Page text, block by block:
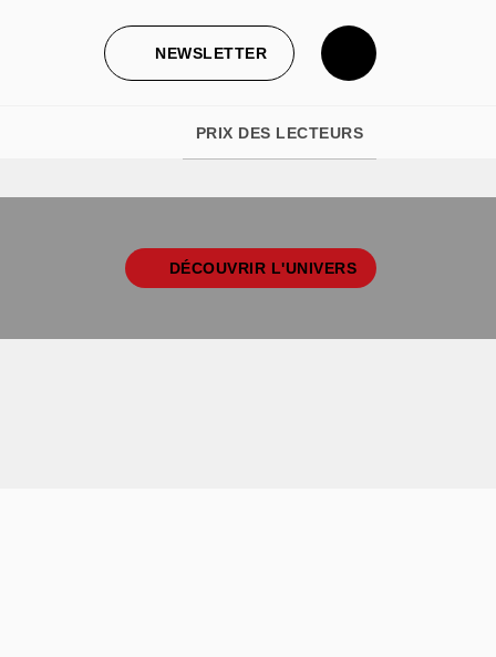
NEWSLETTER
PRIX DES LECTEURS
DÉCOUVRIR L'UNIVERS